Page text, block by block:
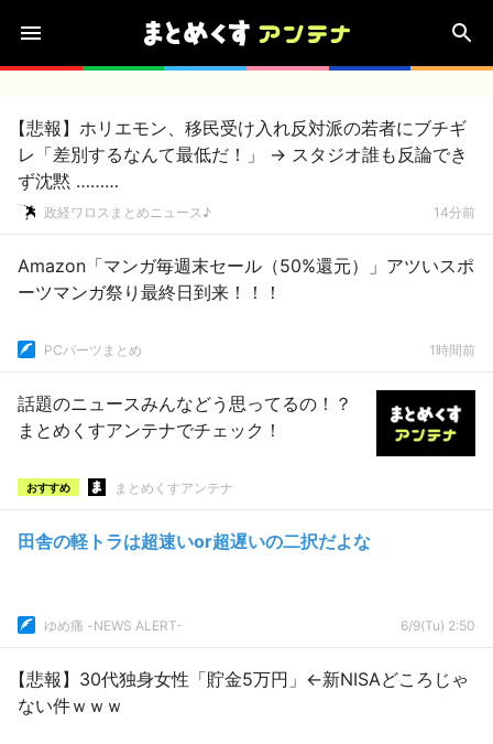
【悲報】ホリエモン、移民受け入れ反対派の若者にブチギ
レ「差別するなんて最低だ！」 → スタジオ誰も反論でき
ず沈黙 ………
政経ワロスまとめニュース♪ 14分前
Amazon「マンガ毎週末セール（50%還元）」アツいスポ
ーツマンガ祭り最終日到来！！！
PCパーツまとめ 1時間前
話題のニュースみんなどう思ってるの！？
まとめくすアンテナでチェック！
おすすめ まとめくすアンテナ
田舎の軽トラは超速いor超遅いの二択だよな
ゆめ痛 -NEWS ALERT- 6/9(Tu) 2:50
【悲報】30代独身女性「貯金5万円」←新NISAどころじゃ
ない件ｗｗｗ